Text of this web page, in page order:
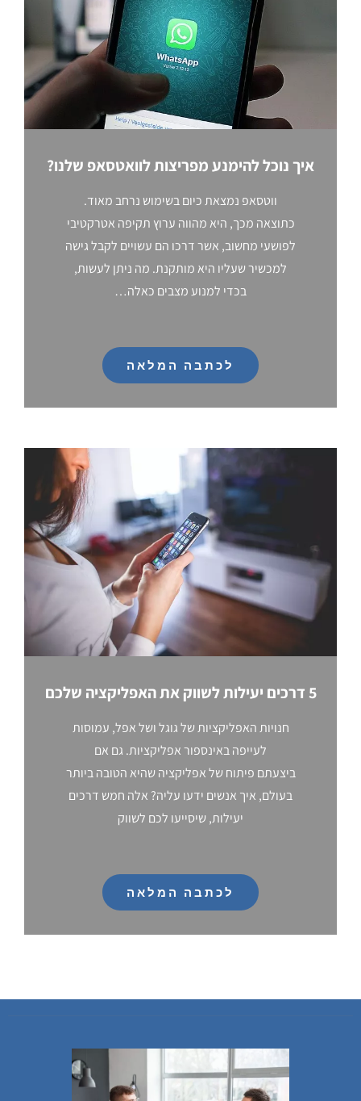
איך נוכל להימנע מפריצות לוואטסאפ שלנו?
ווטסאפ נמצאת כיום בשימוש נרחב מאוד.
כתוצאה מכך, היא מהווה ערוץ תקיפה אטרקטיבי
לפושעי מחשוב, אשר דרכו הם עשויים לקבל גישה
למכשיר שעליו היא מותקנת. מה ניתן לעשות,
בכדי למנוע מצבים כאלה…
לכתבה המלאה
5 דרכים יעילות לשווק את האפליקציה שלכם
חנויות האפליקציות של גוגל ושל אפל, עמוסות
לעייפה באינספור אפליקציות. גם אם
ביצעתם פיתוח של אפליקציה שהיא הטובה ביותר
בעולם, איך אנשים ידעו עליה? אלה חמש דרכים
יעילות, שיסייעו לכם לשווק
לכתבה המלאה